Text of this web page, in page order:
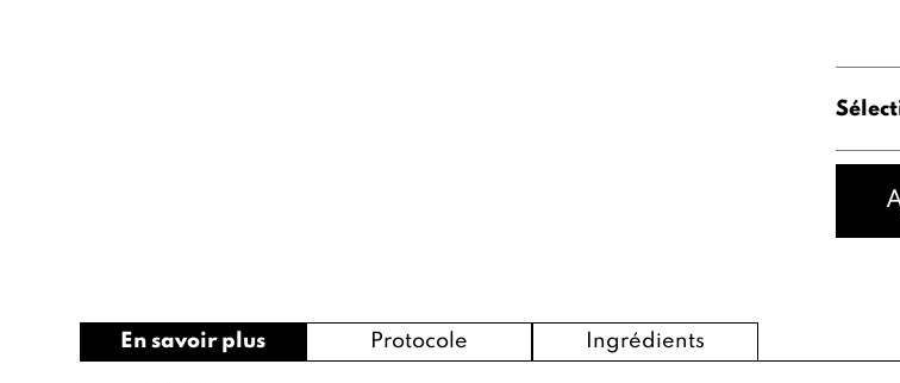
En savoir plus Protocole Ingrédients